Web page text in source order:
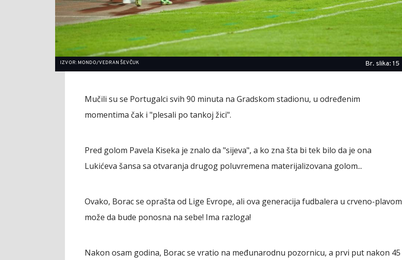
IZVOR: MONDO/VEDRAN ŠEVČUK Br. slika: 15
Mučili su se Portugalci svih 90 minuta na Gradskom stadionu, u određenim
momentima čak i "plesali po tankoj žici".
Pred golom Pavela Kiseka je znalo da "sijeva", a ko zna šta bi tek bilo da je ona
Lukićeva šansa sa otvaranja drugog poluvremena materijalizovana golom...
Ovako, Borac se oprašta od Lige Evrope, ali ova generacija fudbalera u crveno-plavom
može da bude ponosna na sebe! Ima razloga!
Nakon osam godina, Borac se vratio na međunarodnu pozornicu, a prvi put nakon 45